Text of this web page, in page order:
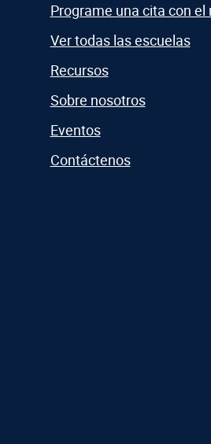
Programe una cita con el
Ver todas las escuelas
Recursos
Sobre nosotros
Eventos
Contáctenos